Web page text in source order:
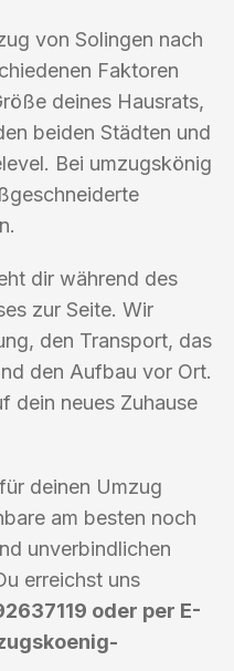
von Solingen nach
Faktoren
deines Hausrats,
beiden Städten und
Bei umzugskönig
dir während des
zur Seite. Wir
den Transport, das
den Aufbau vor Ort.
dein neues Zuhause
deinen Umzug
am besten noch
unverbindlichen
erreichst uns
oder per E-